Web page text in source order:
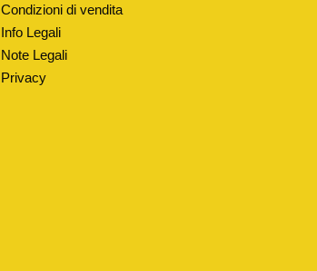
Condizioni di vendita
Info Legali
Note Legali
Privacy